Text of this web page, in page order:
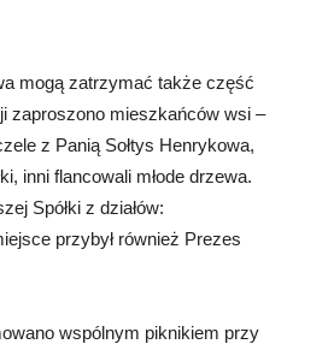
Abrys
mogą zatrzymać także część
zaproszono mieszkańców wsi –
z Panią Sołtys Henrykowa,
inni flancowali młode drzewa.
Spółki z działów:
przybył również Prezes
wspólnym piknikiem przy